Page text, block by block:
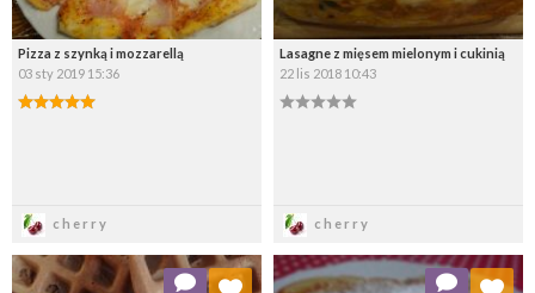
Pizza z szynką i mozzarellą
03 sty 2019 15:36
cherry
Lasagne z mięsem mielonym i cukinią
22 lis 2018 10:43
cherry
Dodaj do ulubionych Dodaj do ulubionych